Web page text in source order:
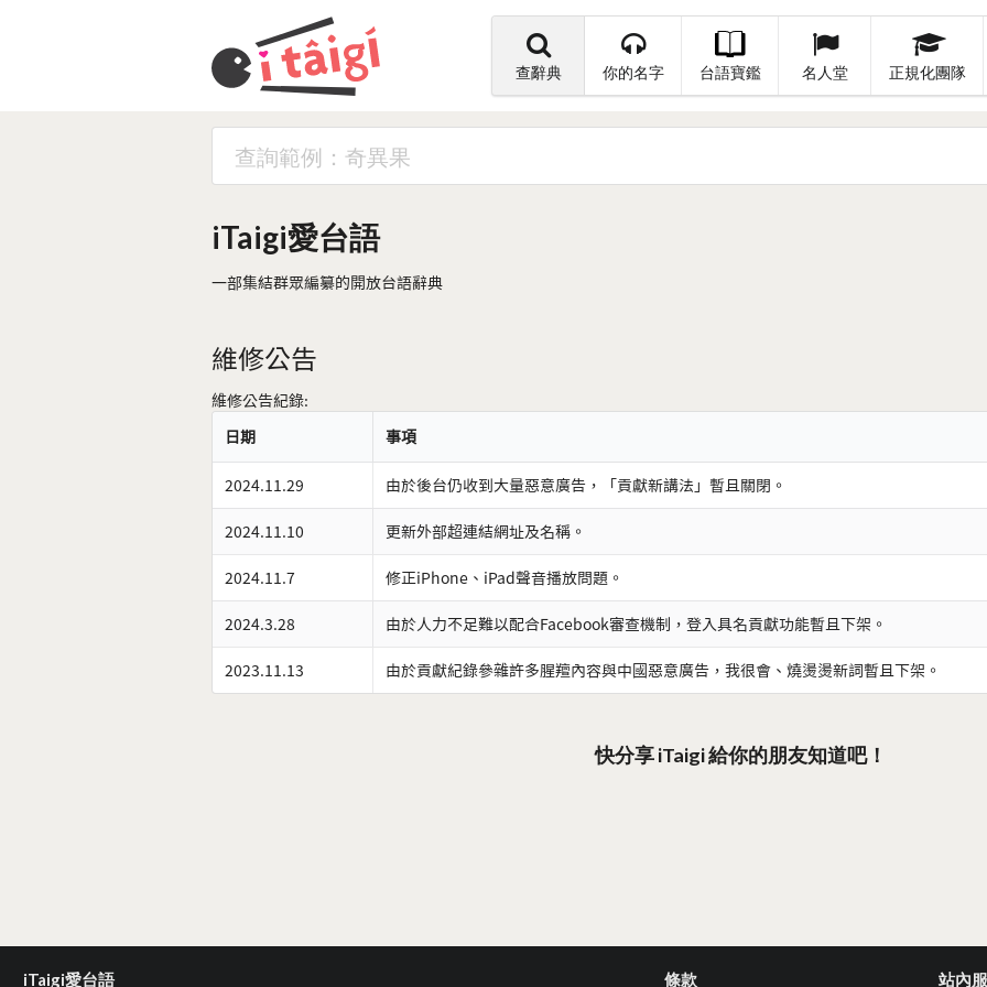
查辭典 你的名字 台語寶鑑 名人堂 正規化團隊
iTaigi愛台語
一部集結群眾編纂的開放台語辭典
維修公告
維修公告紀錄:
日期
事項
2024.11.29 由於後台仍收到大量惡意廣告，「貢獻新講法」暫且關閉。
2024.11.10 更新外部超連結網址及名稱。
2024.11.7 修正iPhone、iPad聲音播放問題。
2024.3.28 由於人力不足難以配合Facebook審查機制，登入具名貢獻功能暫且下架。
2023.11.13 由於貢獻紀錄參雜許多腥羶內容與中國惡意廣告，我很會、燒燙燙新詞暫且下架。
快分享 iTaigi 給你的朋友知道吧！
iTaigi愛台語 條款 站內